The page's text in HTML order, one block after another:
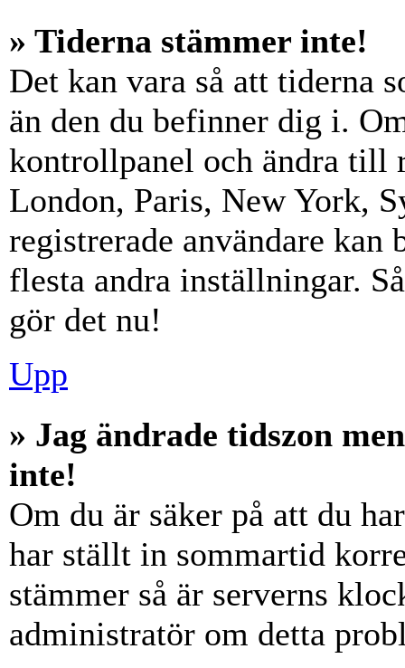
» Tiderna stämmer inte!
Det kan vara så att tiderna
än den du befinner dig i.
kontrollpanel och ändra till
London, Paris, New York,
registrerade användare kan
flesta andra inställningar.
gör det nu!
Upp
» Jag ändrade tidszon
inte!
Om du är säker på att du
har ställt in sommartid
stämmer så är serverns
administratör om detta